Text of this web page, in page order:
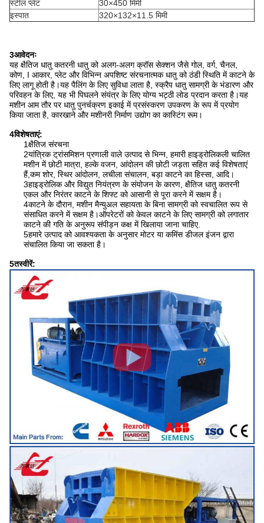
स्टील प्लेट
30×450 मिमी
इस्पात
320×132×11.5 मिमी
3आवेदनः
यह क्षैतिज धातु कतरनी धातु को अलग-अलग क्रॉस सेक्शन जैसे गोल, वर्ग, चैनल,
कोण, I आकार, प्लेट और विभिन्न अपशिष्ट संरचनात्मक धातु को ठंडी स्थिति में काटने के
लिए लागू होती है।यह पैलिंग के लिए सुविधा लाता है, स्क्रैप धातु सामग्री के भंडारण और
परिवहन के लिए, यह भी पिघलने संयंत्र के लिए योग्य भट्ठी लोड प्रदान करता है।यह
मशीन आम तौर पर धातु पुनर्चक्रण इकाई में प्रसंस्करण उपकरण के रूप में प्रयोग
किया जाता है, कारखाने और मशीनरी निर्माण उद्योग का कास्टिंग रूम।
4विशेषताएं:
1क्षैतिज संरचना
2यांत्रिक ट्रांसमिशन प्रणाली वाले उत्पाद से भिन्न, हमारी हाइड्रोलिकली चालित
मशीन में छोटी मात्रा, हल्के वजन, आंदोलन की छोटी जड़ता सहित कई विशेषताएं
हैं,कम शोर, स्थिर आंदोलन, लचीला संचालन, बड़ा काटने का हिस्सा, आदि।
3हाइड्रोलिक और विद्युत नियंत्रण के संयोजन के कारण, क्षैतिज धातु कतरनी
एकल और निरंतर काटने के शिफ्ट को आसानी से पूरा करने में सक्षम है।
4काटने के दौरान, मशीन मैन्युअल सहायता के बिना सामग्री को स्वचालित रूप से
संसाधित करने में सक्षम है।ऑपरेटरों को केवल काटने के लिए सामग्री को लगातार
काटने की गति के अनुरूप संपीड़न कक्ष में खिलाया जाना चाहिए.
5हमारे उत्पाद को आवश्यकता के अनुसार मोटर या कमिंस डीजल इंजन द्वारा
संचालित किया जा सकता है।
5तस्वीरें: